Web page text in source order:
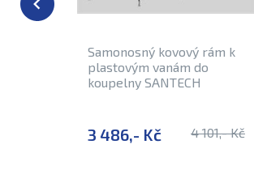
Samonosný kovový rám k
plastovým vanám do
koupelny SANTECH
3 486,- Kč 4 101,- Kč